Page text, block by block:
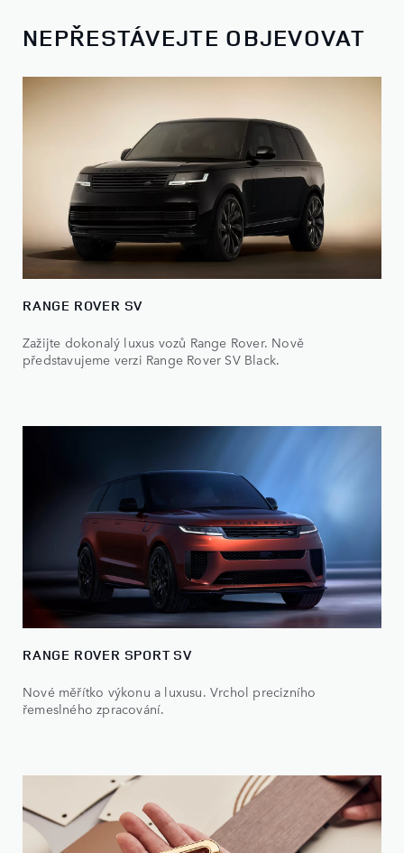
NEPŘESTÁVEJTE OBJEVOVAT
RANGE ROVER SV
Zažijte dokonalý luxus vozů Range Rover. Nově
představujeme verzi Range Rover SV Black.
RANGE ROVER SPORT SV
Nové měřítko výkonu a luxusu. Vrchol precizního
řemeslného zpracování.